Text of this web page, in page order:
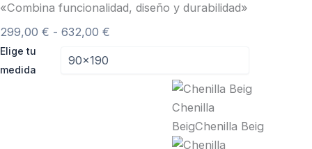
«Combina funcionalidad, diseño y durabilidad»
299,00 € - 632,00 €
Elige tu
medida
Chenilla
BeigChenilla Beig
fijo